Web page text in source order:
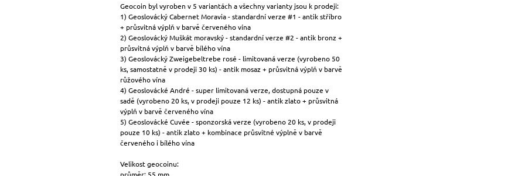
Geocoin byl vyroben v 5 variantách a všechny varianty jsou k prodeji:
1) Geoslovácký Cabernet Moravia - standardní verze #1 - antik stříbro
+ průsvitná výplň v barvě červeného vína
2) Geoslovácký Muškát moravský - standardní verze #2 - antik bronz +
průsvitná výplň v barvě bílého vína
3) Geoslovácký Zweigebeltrebe rosé - limitovaná verze (vyrobeno 50
ks, samostatně v prodeji 30 ks) - antik mosaz + průsvitná výplň v barvě
růžového vína
4) Geoslovácké André - super limitovaná verze, dostupná pouze v
sadě (vyrobeno 20 ks, v prodeji pouze 12 ks) - antik zlato + průsvitná
výplň v barvě červeného vína
5) Geoslovácké Cuvée - sponzorská verze (vyrobeno 20 ks, v prodeji
pouze 10 ks) - antik zlato + kombinace průsvitné výplně v barvě
červeného i bílého vína
Velikost geocoinu:
průměr: 55 mm